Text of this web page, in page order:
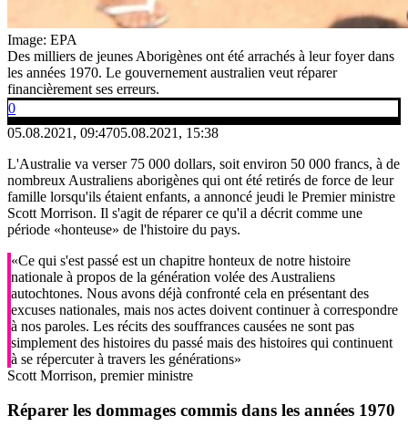
Image: EPA
Des milliers de jeunes Aborigènes ont été arrachés à leur foyer dans
les années 1970. Le gouvernement australien veut réparer
financièrement ses erreurs.
0
05.08.2021, 09:4705.08.2021, 15:38
L'Australie va verser 75 000 dollars, soit environ 50 000 francs, à de
nombreux Australiens aborigènes qui ont été retirés de force de leur
famille lorsqu'ils étaient enfants, a annoncé jeudi le Premier ministre
Scott Morrison. Il s'agit de réparer ce qu'il a décrit comme une
période «honteuse» de l'histoire du pays.
«Ce qui s'est passé est un chapitre honteux de notre histoire
nationale à propos de la génération volée des Australiens
autochtones. Nous avons déjà confronté cela en présentant des
excuses nationales, mais nos actes doivent continuer à correspondre
à nos paroles. Les récits des souffrances causées ne sont pas
simplement des histoires du passé mais des histoires qui continuent
à se répercuter à travers les générations»
Scott Morrison, premier ministre
Réparer les dommages commis dans les années 1970